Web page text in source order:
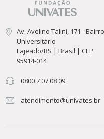
Av. Avelino Talini, 171 - Bairro
Universitário
Lajeado/RS | Brasil | CEP
95914-014
0800 7 07 08 09
atendimento@univates.br